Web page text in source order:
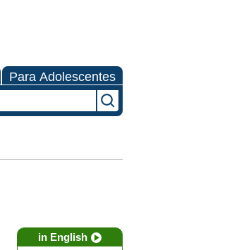
Para Adolescentes
in English